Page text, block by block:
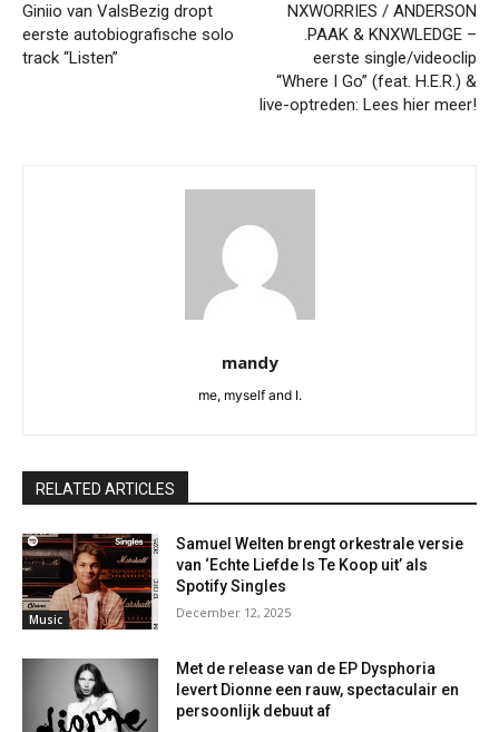
Giniio van ValsBezig dropt
eerste autobiografische solo
track “Listen”
NXWORRIES / ANDERSON
.PAAK & KNXWLEDGE –
eerste single/videoclip
“Where I Go” (feat. H.E.R.) &
live-optreden: Lees hier meer!
mandy
me, myself and I.
RELATED ARTICLES
Music
Samuel Welten brengt orkestrale versie
van ‘Echte Liefde Is Te Koop uit’ als
Spotify Singles
December 12, 2025
Met de release van de EP Dysphoria
levert Dionne een rauw, spectaculair en
persoonlijk debuut af